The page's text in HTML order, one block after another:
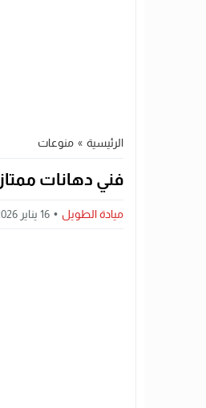
الرئيسية » منوعات
فني دهانات ممتاز
ميادة الطويل 16 يناير 2026